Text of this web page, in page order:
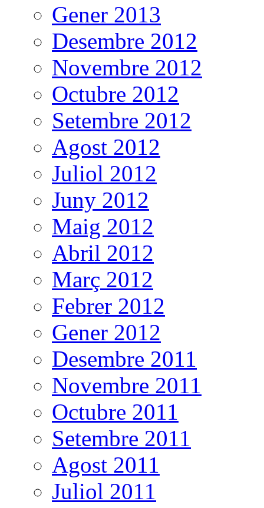
Gener 2013
Desembre 2012
Novembre 2012
Octubre 2012
Setembre 2012
Agost 2012
Juliol 2012
Juny 2012
Maig 2012
Abril 2012
Març 2012
Febrer 2012
Gener 2012
Desembre 2011
Novembre 2011
Octubre 2011
Setembre 2011
Agost 2011
Juliol 2011